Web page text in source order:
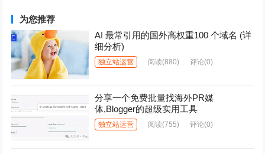
为您推荐
AI 最常引用的国外高权重100 个域名 (详
细分析)
独立站运营 阅读(880) 评论(0)
分享一个免费批量找海外PR媒
体,Blogger的超级实用工具
独立站运营 阅读(755) 评论(0)